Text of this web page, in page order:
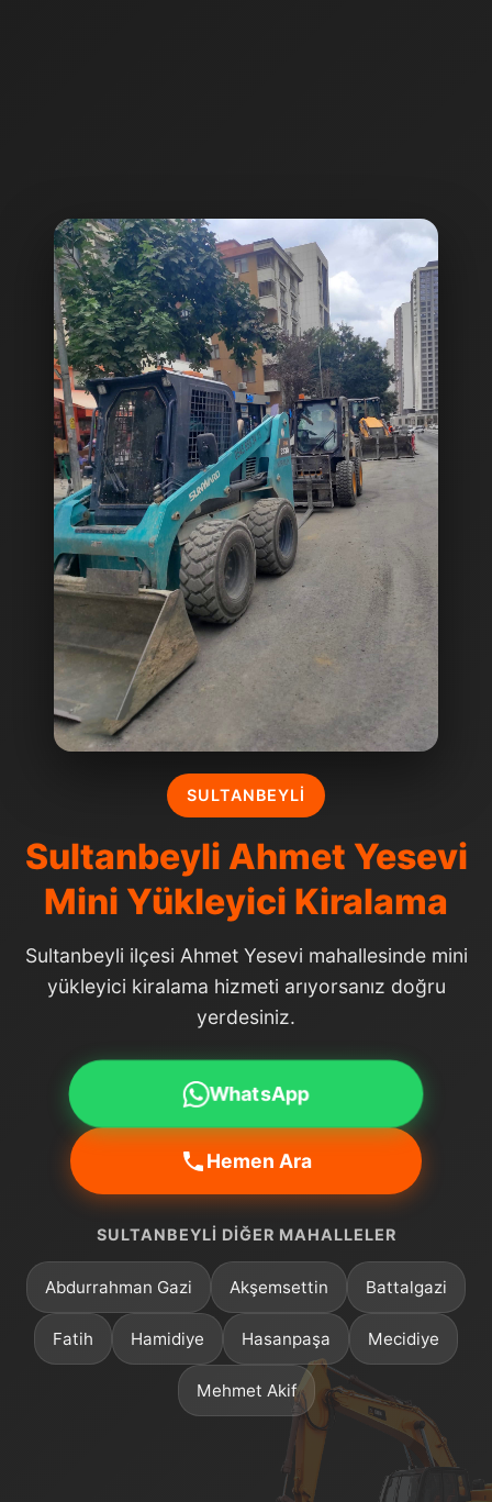
SULTANBEYLI
Sultanbeyli Ahmet Yesevi
Mini Yükleyici Kiralama
Sultanbeyli ilçesi Ahmet Yesevi mahallesinde mini
yükleyici kiralama hizmeti arıyorsanız doğru
yerdesiniz.
WhatsApp
Hemen Ara
SULTANBEYLI DIĞER MAHALLELER
Abdurrahman Gazi Akşemsettin Battalgazi
Fatih Hamidiye Hasanpaşa Mecidiye
Mehmet Akif